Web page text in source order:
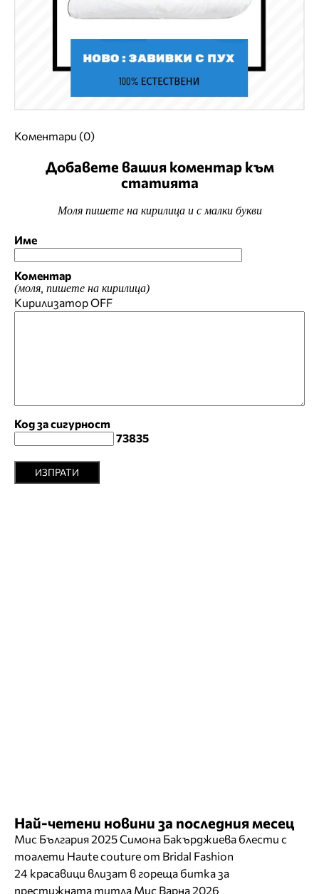
Коментари (0)
Добавете вашия коментар към
статията
Моля пишете на кирилица и с малки букви
Име
Коментар
(моля, пишете на кирилица)
КирилизаторOFF
Код за сигурност
73835
ИЗПРАТИ
Най-четени новини за последния месец
Мис България 2025 Симона Бакърджиева блести с
тоалети Haute couture от Bridal Fashion
24 красавици влизат в гореща битка за
престижната титла Мис Варна 2026